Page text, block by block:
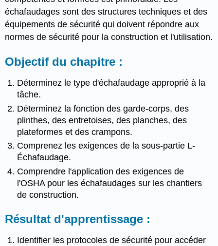
échafaudages sont des structures techniques et des
équipements de sécurité qui doivent répondre aux
normes de sécurité pour la construction et l'utilisation.
Objectif du chapitre :
Déterminez le type d'échafaudage approprié à la
tâche.
Déterminez la fonction des garde-corps, des
plinthes, des entretoises, des planches, des
plateformes et des crampons.
Comprenez les exigences de la sous-partie L-
Échafaudage.
Comprendre l'application des exigences de
l'OSHA pour les échafaudages sur les chantiers
de construction.
Résultat d'apprentissage :
Identifier les protocoles de sécurité pour accéder